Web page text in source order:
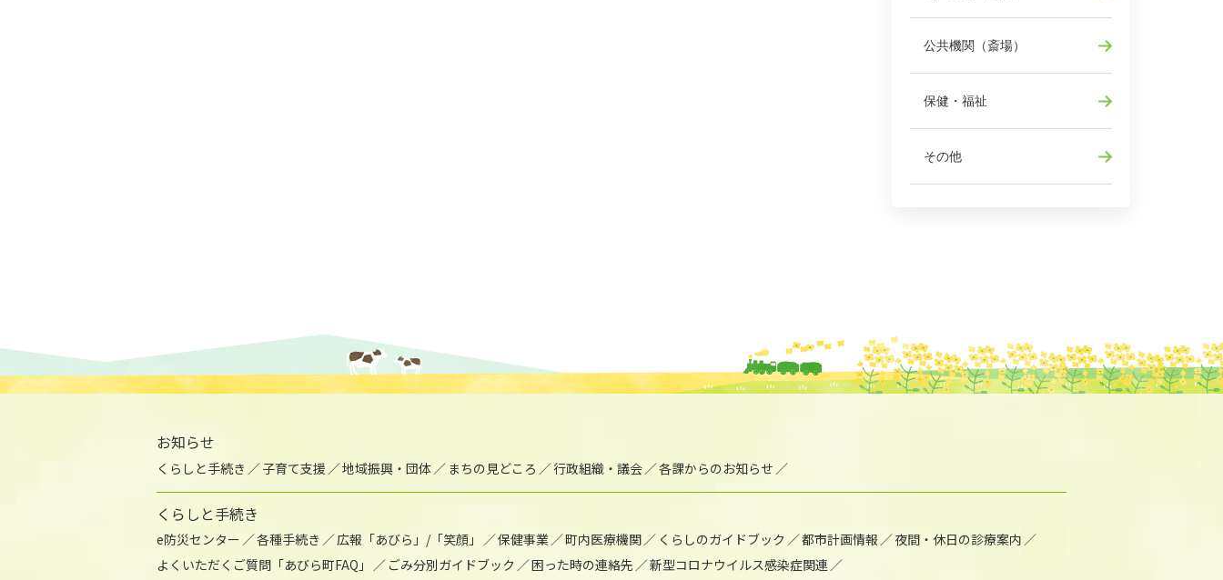
公共機関（斎場）
保健・福祉
その他
お知らせ
くらしと手続き 子育て支援 地域振興・団体 まちの見どころ 行政組織・議会 各課からのお知らせ
くらしと手続き
e防災センター 各種手続き 広報「あびら」/「笑顔」 保健事業 町内医療機関 くらしのガイドブック 都市計画情報
夜間・休日の診療案内
よくいただくご質問「あびら町FAQ」
ごみ分別ガイドブック 困った時の連絡先
新型コロナウイルス感染症関連